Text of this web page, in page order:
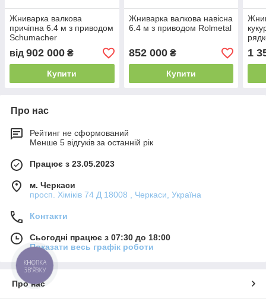
Жниварка валкова
причіпна 6.4 м з приводом
Schumacher
від 902 000 ₴
Купити
Жниварка валкова навісна
6.4 м з приводом Rolmetal
852 000₴
Купити
1
Про нас
Рейтинг не сформований
Менше 5 відгуків за останній рік
Працює з 23.05.2023
м. Черкаси
просп. Хіміків 74 Д 18008 , Черкаси, Україна
Контакти
Сьогодні працює з 07:30 до 18:00
Показати весь графік роботи
Про нас
КНОПКА
ЗВ'ЯЗКУ